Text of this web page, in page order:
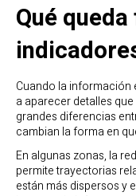
Qué
Cuando la información
a aparecer detalles
grandes diferencias
cambian la forma en
En algunas zonas, la
permite trayectorias
están más dispersos y